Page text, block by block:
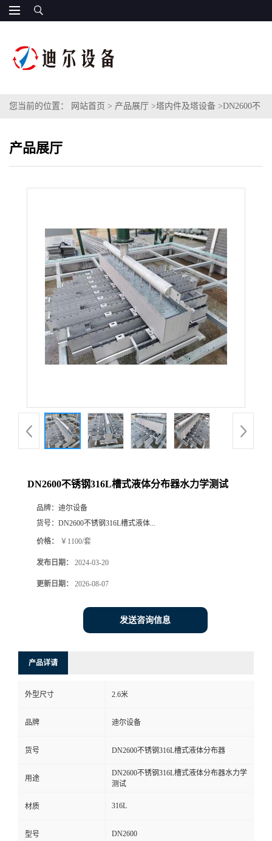
您当前的位置： 网站首页 > 产品展厅 >塔内件及塔设备 >DN2600不
产品展厅
DN2600不锈钢316L槽式液体分布器水力学测试
品牌： 迪尔设备
货号： DN2600不锈钢316L槽式液体...
价格： ￥1100/套
发布日期： 2024-03-20
更新日期： 2026-08-07
发送咨询信息
产品详请
外型尺寸 2.6米
品牌 迪尔设备
货号 DN2600不锈钢316L槽式液体分布器
用途
DN2600不锈钢316L槽式液体分布器水力学
测试
材质 316L
型号 DN2600